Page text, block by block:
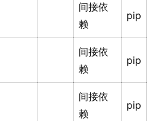
间接依
赖
pip
间接依
赖
pip
间接依
赖
pip